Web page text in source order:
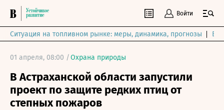
Войти
Ситуация на топливном рынке: меры, динамика, прогнозы
01 апреля, 08:00 /Охрана природы
В Астраханской области запустили
проект по защите редких птиц от
степных пожаров